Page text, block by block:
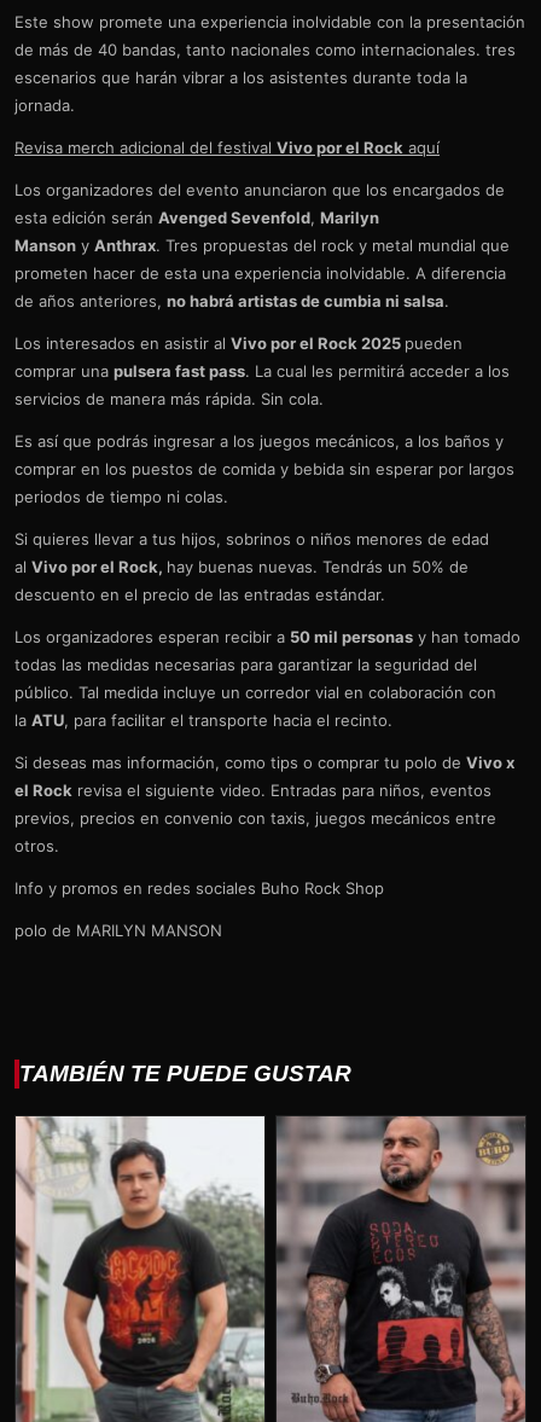
Este show promete una experiencia inolvidable con la presentación
de más de 40 bandas, tanto nacionales como internacionales. tres
escenarios que harán vibrar a los asistentes durante toda la
jornada.
Revisa merch adicional del festival Vivo por el Rock aquí
Los organizadores del evento anunciaron que los encargados de
esta edición serán Avenged Sevenfold, Marilyn
Manson y Anthrax. Tres propuestas del rock y metal mundial que
prometen hacer de esta una experiencia inolvidable. A diferencia
de años anteriores, no habrá artistas de cumbia ni salsa.
Los interesados en asistir al Vivo por el Rock 2025 pueden
comprar una pulsera fast pass. La cual les permitirá acceder a los
servicios de manera más rápida. Sin cola.
Es así que podrás ingresar a los juegos mecánicos, a los baños y
comprar en los puestos de comida y bebida sin esperar por largos
periodos de tiempo ni colas.
Si quieres llevar a tus hijos, sobrinos o niños menores de edad
al Vivo por el Rock, hay buenas nuevas. Tendrás un 50% de
descuento en el precio de las entradas estándar.
Los organizadores esperan recibir a 50 mil personas y han tomado
todas las medidas necesarias para garantizar la seguridad del
público. Tal medida incluye un corredor vial en colaboración con
la ATU, para facilitar el transporte hacia el recinto.
Si deseas mas información, como tips o comprar tu polo de Vivo x
el Rock revisa el siguiente video. Entradas para niños, eventos
previos, precios en convenio con taxis, juegos mecánicos entre
otros.
Info y promos en redes sociales Buho Rock Shop
polo de MARILYN MANSON
TAMBIÉN TE PUEDE GUSTAR